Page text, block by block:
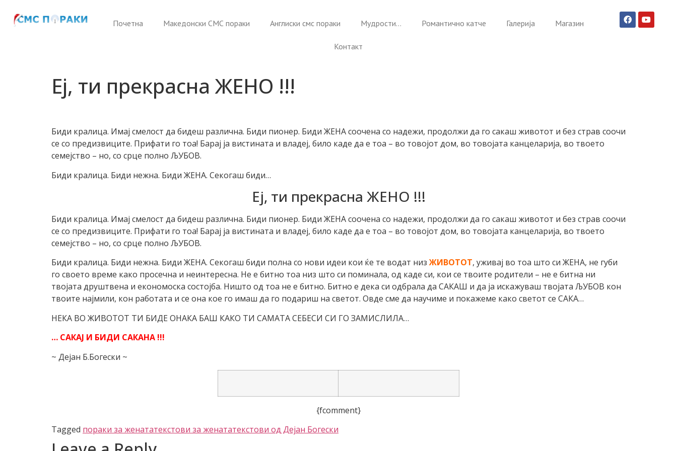
Почетна Македонски СМС пораки Англиски смс пораки Мудрости… Романтично катче Галерија Магазин
Контакт
Еј, ти прекрасна ЖЕНО !!!
Биди кралица. Имај смелост да бидеш различна. Биди пионер. Биди ЖЕНА соочена со надежи, продолжи да го сакаш животот и без страв соочи
се со предизвиците. Прифати го тоа! Барај ја вистината и владеј, било каде да е тоа – во товојот дом, во товојата канцеларија, во твоето
семејство – но, со срце полно ЉУБОВ.
Биди кралица. Биди нежна. Биди ЖЕНА. Секогаш биди…
Еј, ти прекрасна ЖЕНО !!!
Биди кралица. Имај смелост да бидеш различна. Биди пионер. Биди ЖЕНА соочена со надежи, продолжи да го сакаш животот и без страв соочи
се со предизвиците. Прифати го тоа! Барај ја вистината и владеј, било каде да е тоа – во товојот дом, во товојата канцеларија, во твоето
семејство – но, со срце полно ЉУБОВ.
Биди кралица. Биди нежна. Биди ЖЕНА. Секогаш биди полна со нови идеи кои ќе те водат низ ЖИВОТОТ, уживај во тоа што си ЖЕНА, не губи
го своето време како просечна и неинтересна. Не е битно тоа низ што си поминала, од каде си, кои се твоите родители – не е битна ни
твојaта друштвена и економоска состојба. Ништо од тоа не е битно. Битно е дека си одбрала да САКАШ и да ја искажуваш твојата ЉУБОВ кон
твоите најмили, кон работата и се она кое го имаш да го подариш на светот. Овде сме да научиме и покажеме како светот се САКА…
НЕКА ВО ЖИВОТОТ ТИ БИДЕ ОНАКА БАШ КАКО ТИ САМАТА СЕБЕСИ СИ ГО ЗАМИСЛИЛА…
… САКАЈ И БИДИ САКАНА !!!
~ Дејан Б.Богески ~
{fcomment}
Tagged пораки за женататекстови за женататекстови од Дејан Богески